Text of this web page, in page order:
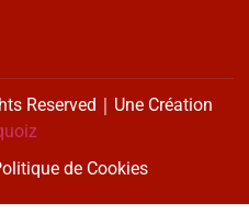
Reserved｜Une Création
de Cookies